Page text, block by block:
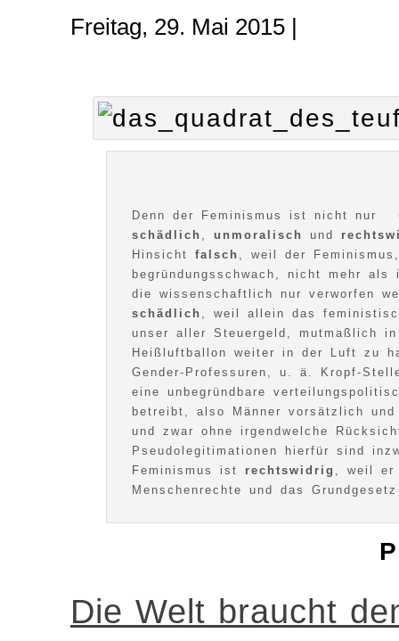
Freitag, 29. Mai 2015 |
Denn der Feminismus ist nicht
schädlich
unmoralisch und
Hinsicht falsch
, weil der
begründungsschwach, nicht mehr
die wissenschaftlich nur verworfen
schädlich
, weil allein das
unser aller Steuergeld, mutmaßlich
Heißluftballon weiter in der Luft zu
Gender-Professuren, u. ä. Kropf-
eine unbegründbare
betreibt, also Männer vorsätzlich
und zwar ohne irgendwelche
Pseudolegitimationen hierfür sind
Feminismus ist rechtswidrig
, weil
Menschenrechte und das
Die Welt braucht